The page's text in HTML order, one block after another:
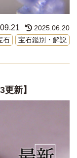
2025.06.20
石
宝石鑑別・解説
新】